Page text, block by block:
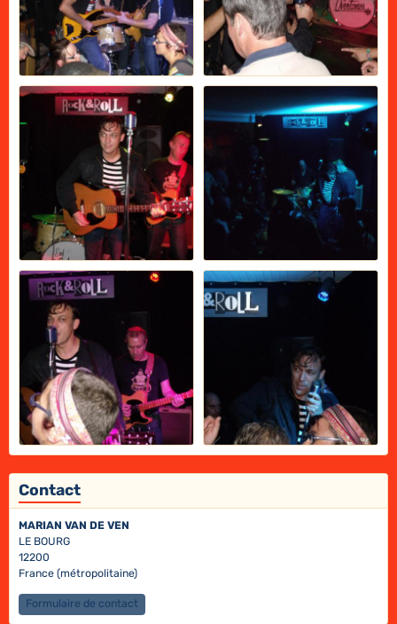
Contact
MARIAN VAN DE VEN
LE BOURG
12200
France (métropolitaine)
Formulaire de contact